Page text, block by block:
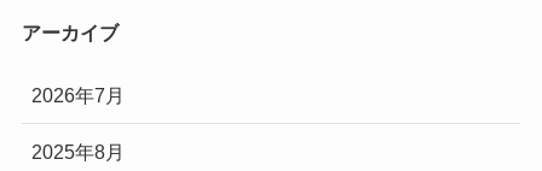
アーカイブ
2026年7月
2025年8月